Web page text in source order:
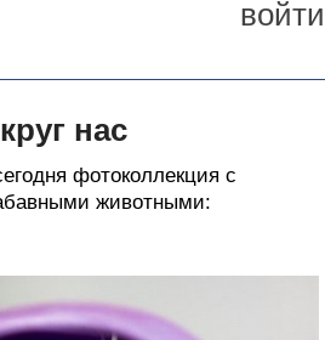
войти
нас
фотоколлекция с
животными: